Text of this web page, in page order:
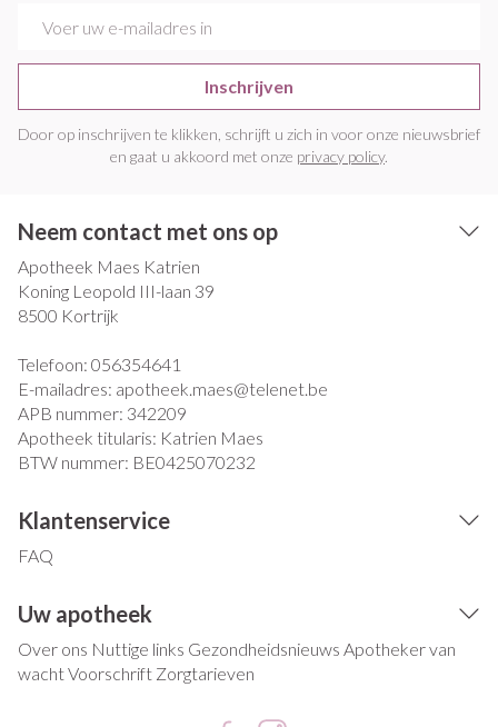
Inschrijven
Door op inschrijven te klikken, schrijft u zich in voor onze nieuwsbrief
en gaat u akkoord met onze privacy policy.
Neem contact met ons op
Apotheek Maes Katrien
Koning Leopold III-laan 39
8500 Kortrijk
Telefoon: 056354641
E-mailadres: apotheek.maes@telenet.be
APB nummer: 342209
Apotheek titularis: Katrien Maes
BTW nummer: BE0425070232
Klantenservice
FAQ
Uw apotheek
Over ons Nuttige links Gezondheidsnieuws Apotheker van
wachtVoorschrift Zorgtarieven